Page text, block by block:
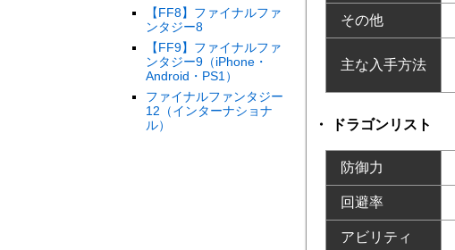
【FF8】ファイナルファ
ンタジー8
【FF9】ファイナルファ
ンタジー9（iPhone・
Android・PS1）
ファイナルファンタジー
12（インターナショナ
ル）
その他
主な入手方法
ドラゴンリスト
防御力
回避率
アビリティ